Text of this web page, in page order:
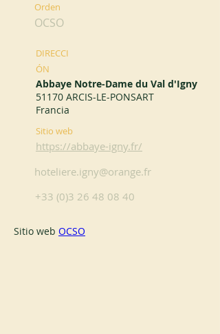
Orden
OCSO
DIRECCI
ÓN
Abbaye Notre-Dame du Val d'Igny
51170 ARCIS-LE-PONSART
Francia
Sitio web
https://abbaye-igny.fr/
hoteliere.igny@orange.fr
+33 (0)3 26 48 08 40
Sitio web OCSO